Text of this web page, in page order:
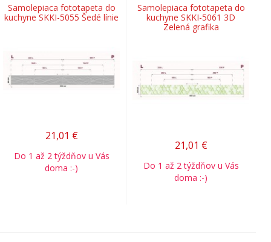
Samolepiaca fototapeta do
kuchyne SKKI-5055 Šedé línie
21,01 €
Do 1 až 2 týždňov u Vás
doma :-)
Samolepiaca fototapeta do
kuchyne SKKI-5061 3D
Zelená grafika
21,01 €
Do 1 až 2 týždňov u Vás
doma :-)